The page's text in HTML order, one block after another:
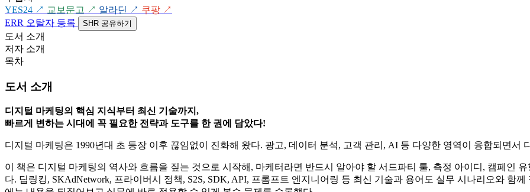
YES24 ↗ 교보문고 ↗ 알라딘 ↗ 쿠팡 ↗
ERR 오탈자 등록 SHR 공유하기
도서 소개
저자 소개
목차
도서 소개
디지털 마케팅의 핵심 지식부터 최신 기술까지,
빠르게 변하는 시대에 꼭 필요한 전략과 도구를 한 권에 담았다!
디지털 마케팅은 1990년대 초 등장 이후 끊임없이 진화해 왔다. 광고, 데이터 분석, 고객 관리, AI 등 다양한 영역이 융합되면서
이 책은 디지털 마케팅의 역사와 흐름을 짚는 것으로 시작해, 마케터라면 반드시 알아야 할 서드파티 툴, 측정 아이디, 캠페인
다. 딥링킹, SKAdNetwork, 프라이버시 정책, S2S, SDK, API, 프롬프트 엔지니어링 등 최신 기술과 용어도 실무 시나리오와 함